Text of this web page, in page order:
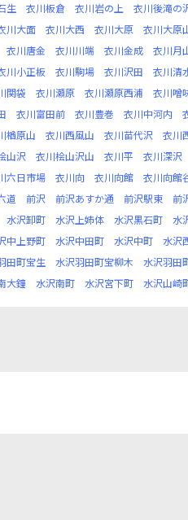
生 衣川板倉 衣川岩の上 衣川後滝の
川大面 衣川大西 衣川大原 衣川大原
衣川唐金 衣川川端 衣川金成 衣川月
川小正板 衣川駒場 衣川沢田 衣川清
関袋 衣川瀬原 衣川瀬原西浦 衣川噌
衣川富田前 衣川豊巻 衣川中河内
楢原山 衣川西風山 衣川苗代沢 衣川
山沢 衣川桧山沢山 衣川平 衣川深沢
六日市場 衣川向 衣川向館 衣川向館
道 前沢 前沢あすか通 前沢駅東 前
水沢卸町 水沢上姉体 水沢黒石町 水
中上野町 水沢中田町 水沢中町 水沢
田町宝生 水沢羽田町宝柳木 水沢羽田
大鐘 水沢南町 水沢宮下町 水沢山崎